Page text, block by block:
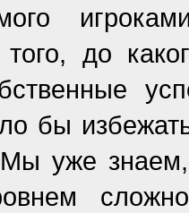
того, до
бы
уже